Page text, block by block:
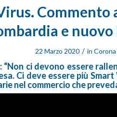
Commento
e
22 Marzo 2020 / in
ci devono essere
Ci deve essere più
nel commercio che